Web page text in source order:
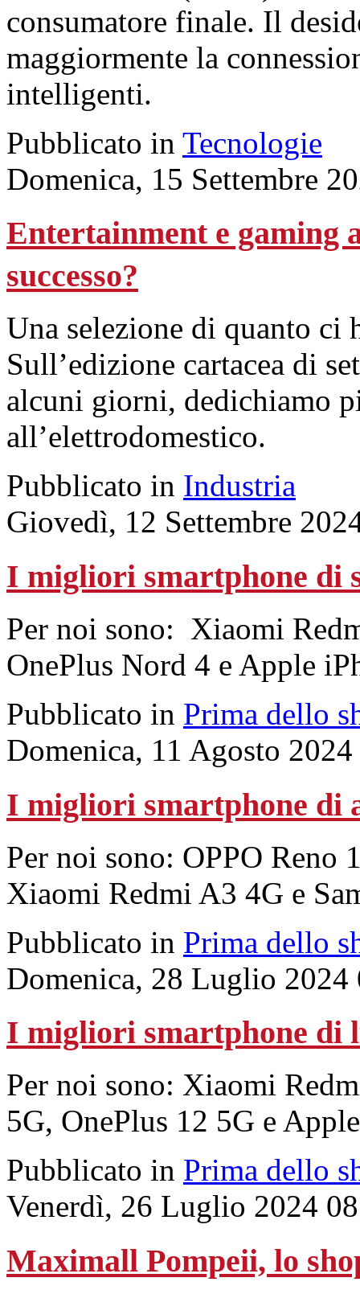
consumatore finale. Il
maggiormente la
intelligenti.
Pubblicato in Tecnologie
Domenica, 15 Settembre
Entertainment e gaming
successo?
Una selezione di quanto
Sull’edizione cartacea di
alcuni giorni, dedichiamo
all’elettrodomestico.
Pubblicato in Industria
Giovedì, 12 Settembre
I migliori smartphone di
Per noi sono: Xiaomi
OnePlus Nord 4 e Apple
Pubblicato in Prima dello
Domenica, 11 Agosto
I migliori smartphone di
Per noi sono: OPPO
Xiaomi Redmi A3 4G e
Pubblicato in Prima dello
Domenica, 28 Luglio 2024
I migliori smartphone di
Per noi sono: Xiaomi
5G, OnePlus 12 5G e
Pubblicato in Prima dello
Venerdì, 26 Luglio 2024
Maximall Pompeii, lo